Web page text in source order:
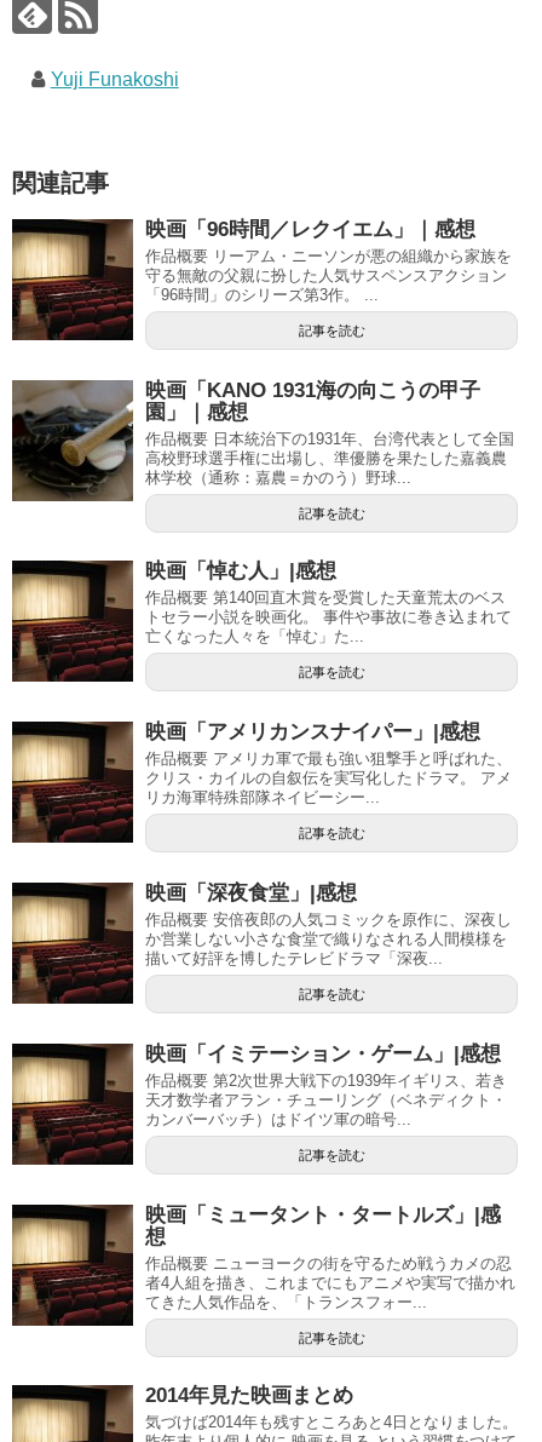
Yuji Funakoshi
関連記事
映画「96時間／レクイエム」｜感想
作品概要 リーアム・ニーソンが悪の組織から家族を
守る無敵の父親に扮した人気サスペンスアクション
「96時間」のシリーズ第3作。 ...
記事を読む
映画「KANO 1931海の向こうの甲子
園」｜感想
作品概要 日本統治下の1931年、台湾代表として全国
高校野球選手権に出場し、準優勝を果たした嘉義農
林学校（通称：嘉農＝かのう）野球...
記事を読む
映画「悼む人」|感想
作品概要 第140回直木賞を受賞した天童荒太のベス
トセラー小説を映画化。 事件や事故に巻き込まれて
亡くなった人々を「悼む」た...
記事を読む
映画「アメリカンスナイパー」|感想
作品概要 アメリカ軍で最も強い狙撃手と呼ばれた、
クリス・カイルの自叙伝を実写化したドラマ。 アメ
リカ海軍特殊部隊ネイビーシー...
記事を読む
映画「深夜食堂」|感想
作品概要 安倍夜郎の人気コミックを原作に、深夜し
か営業しない小さな食堂で織りなされる人間模様を
描いて好評を博したテレビドラマ「深夜...
記事を読む
映画「イミテーション・ゲーム」|感想
作品概要 第2次世界大戦下の1939年イギリス、若き
天才数学者アラン・チューリング（ベネディクト・
カンバーバッチ）はドイツ軍の暗号...
記事を読む
映画「ミュータント・タートルズ」|感
想
作品概要 ニューヨークの街を守るため戦うカメの忍
者4人組を描き、これまでにもアニメや実写で描かれ
てきた人気作品を、「トランスフォー...
記事を読む
2014年見た映画まとめ
気づけば2014年も残すところあと4日となりました。